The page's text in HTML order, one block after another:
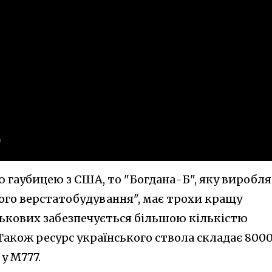
гаубицею з США, то "Богдана-Б", яку
верстатобудування", має трохи кращу
забезпечується більшою кількістю
ресурс українського ствола складає
M777.